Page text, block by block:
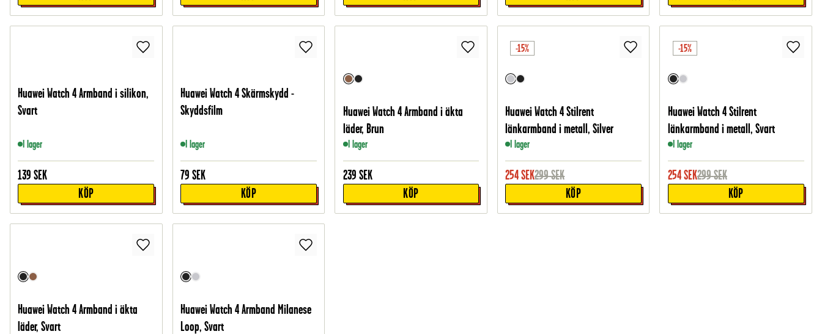
Huawei Watch 4 Armband i silikon,
Svart
I lager
139 SEK
KÖP
Huawei Watch 4 Skärmskydd -
Skyddsfilm
I lager
79 SEK
KÖP
Huawei Watch 4 Armband i äkta
läder, Brun
I lager
239 SEK
KÖP
-15%
Huawei Watch 4 Stilrent
länkarmband i metall, Silver
I lager
254SEK299SEK
KÖP
-15%
Huawei Watch 4 Stilrent
länkarmband i metall, Svart
I lager
254SEK299SEK
KÖP
Huawei Watch 4 Armband i äkta
läder, Svart
Huawei Watch 4 Armband Milanese
Loop, Svart